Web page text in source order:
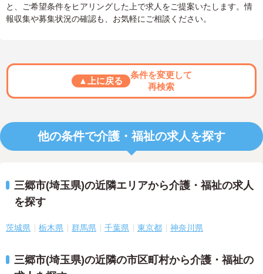
と、ご希望条件をヒアリングした上で求人をご提案いたします。情
報収集や募集状況の確認も、お気軽にご相談ください。
▲上に戻る
条件を変更して
再検索
他の条件で介護・福祉の求人を探す
三郷市(埼玉県)の近隣エリアから介護・福祉の求人
を探す
茨城県 栃木県 群馬県 千葉県 東京都 神奈川県
三郷市(埼玉県)の近隣の市区町村から介護・福祉の